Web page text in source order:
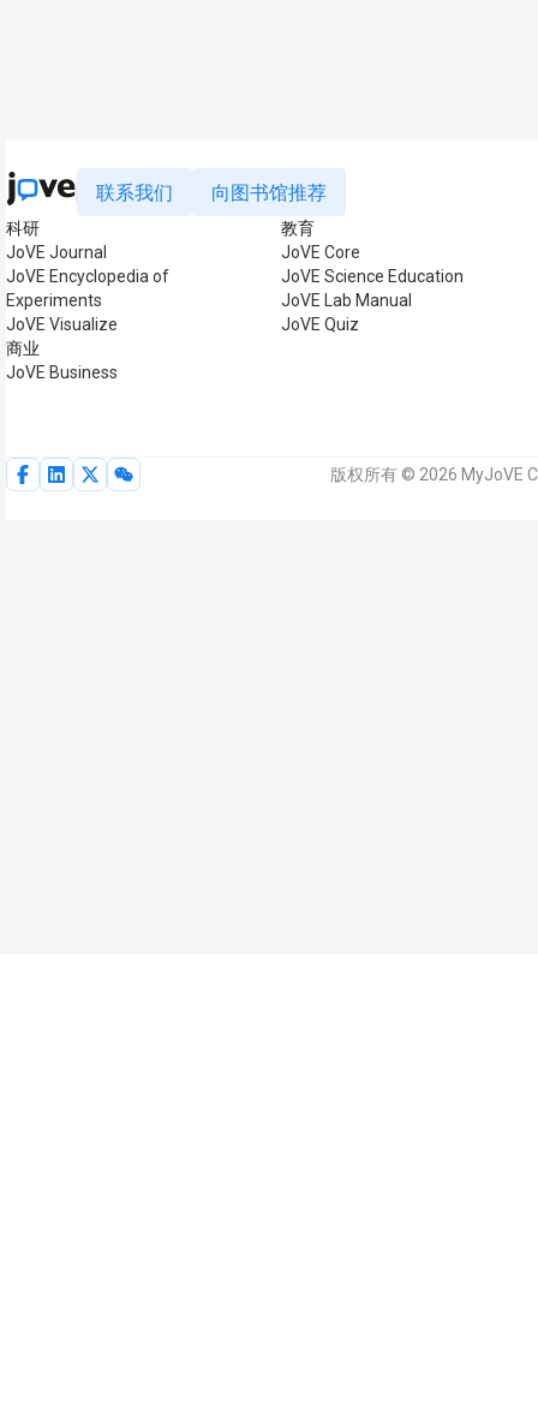
联系我们 向图书馆推荐
科研
JoVE Journal
JoVE Encyclopedia of
Experiments
JoVE Visualize
商业
JoVE Business
教育
JoVE Core
JoVE Science Education
JoVE Lab Manual
JoVE Quiz
版权所有 © 2026 MyJoVE